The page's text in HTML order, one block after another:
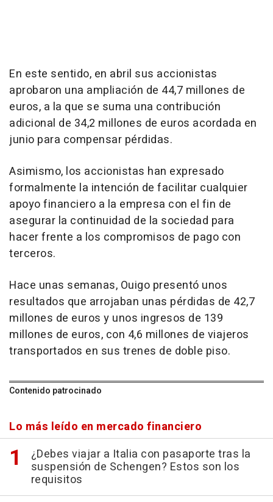
En este sentido, en abril sus accionistas
aprobaron una ampliación de 44,7 millones de
euros, a la que se suma una contribución
adicional de 34,2 millones de euros acordada en
junio para compensar pérdidas.
Asimismo, los accionistas han expresado
formalmente la intención de facilitar cualquier
apoyo financiero a la empresa con el fin de
asegurar la continuidad de la sociedad para
hacer frente a los compromisos de pago con
terceros.
Hace unas semanas, Ouigo presentó unos
resultados que arrojaban unas pérdidas de 42,7
millones de euros y unos ingresos de 139
millones de euros, con 4,6 millones de viajeros
transportados en sus trenes de doble piso.
Contenido patrocinado
Lo más leído en mercado financiero
¿Debes viajar a Italia con pasaporte tras la
suspensión de Schengen? Estos son los
requisitos